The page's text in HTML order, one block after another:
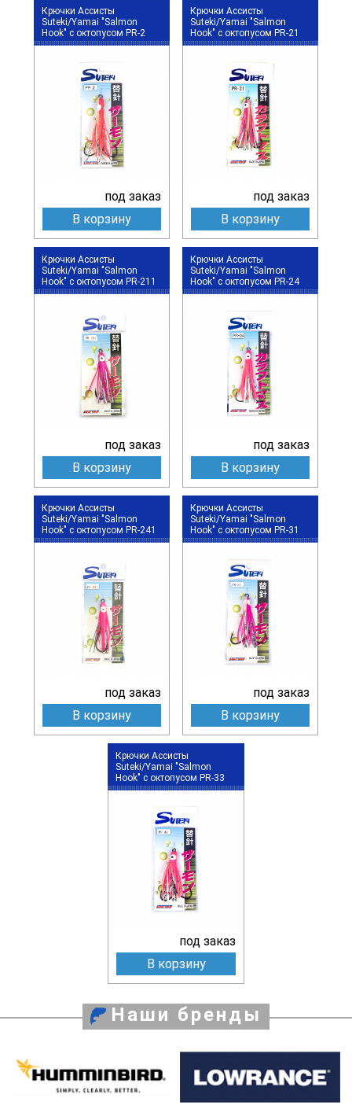
Крючки Ассисты
Suteki/Yamai "Salmon
Hook" с октопусом PR-2
под заказ
В корзину
Крючки Ассисты
Suteki/Yamai "Salmon
Hook" с октопусом PR-21
под заказ
В корзину
Крючки Ассисты
Suteki/Yamai "Salmon
Hook" с октопусом PR-211
под заказ
В корзину
Крючки Ассисты
Suteki/Yamai "Salmon
Hook" с октопусом PR-24
под заказ
В корзину
Крючки Ассисты
Suteki/Yamai "Salmon
Hook" с октопусом PR-241
под заказ
В корзину
Крючки Ассисты
Suteki/Yamai "Salmon
Hook" с октопусом PR-31
под заказ
В корзину
Крючки Ассисты
Suteki/Yamai "Salmon
Hook" с октопусом PR-33
под заказ
В корзину
Наши бренды